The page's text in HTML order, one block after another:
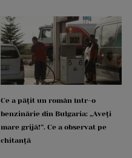
Ce a pățit un român într-o
benzinărie din Bulgaria: „Aveți
mare grijă!”. Ce a observat pe
chitanță